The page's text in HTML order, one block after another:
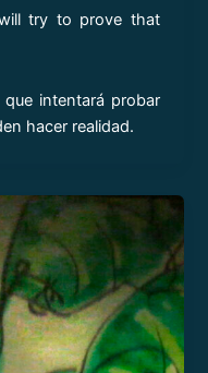
try to prove that
intentará probar
hacer realidad.